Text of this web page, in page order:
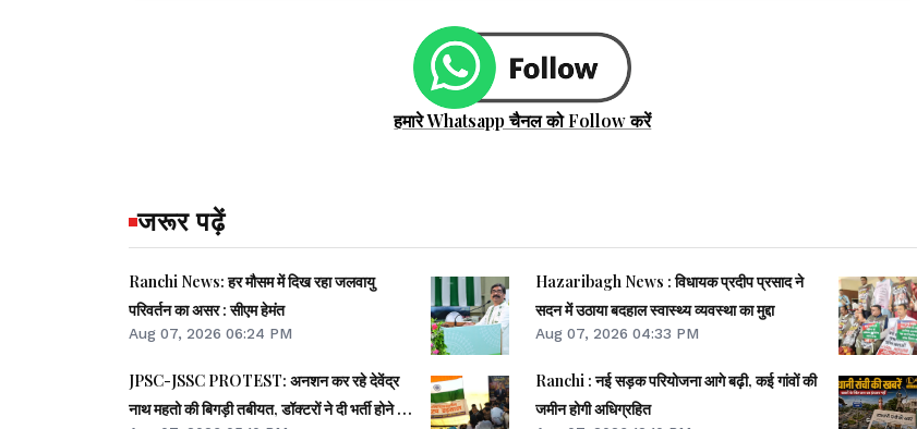
हमारे Whatsapp चैनल को Follow करें
जरूर पढ़ें
Ranchi News: हर मौसम में दिख रहा जलवायु
परिवर्तन का असर : सीएम हेमंत
Aug 07, 2026 06:24 PM
JPSC-JSSC PROTEST: अनशन कर रहे देवेंद्र
नाथ महतो की बिगड़ी तबीयत, डॉक्टरों ने दी भर्ती होने की
Hazaribagh News : विधायक प्रदीप प्रसाद ने
सदन में उठाया बदहाल स्वास्थ्य व्यवस्था का मुद्दा
Aug 07, 2026 04:33 PM
Ranchi : नई सड़क परियोजना आगे बढ़ी, कई गांवों की
जमीन होगी अधिग्रहित